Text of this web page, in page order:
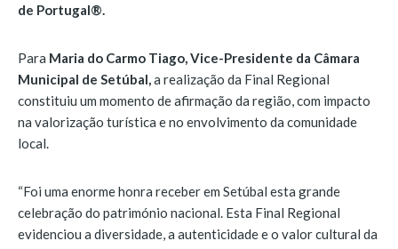
de Portugal®.
Para Maria do Carmo Tiago, Vice-Presidente da Câmara
Municipal de Setúbal,a realização da Final Regional
constituiu um momento de afirmação da região, com impacto
na valorização turística e no envolvimento da comunidade
local.
“Foi uma enorme honra receber em Setúbal esta grande
celebração do património nacional. Esta Final Regional
evidenciou a diversidade, a autenticidade e o valor cultural da